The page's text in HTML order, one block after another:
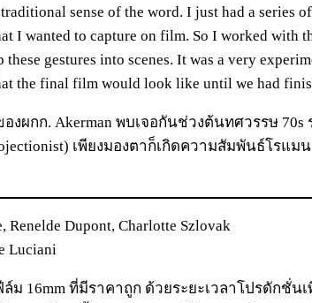
sense of the word. I just had a series
I wanted to capture on film. So I worked with
gestures into scenes. It was a very
the final film would look like until we had
งผกก. Akerman พบเจอกันช่วงต้นทศวรรษ 70s
เพียงมองตาก็เกิดความสัมพันธ์โรแม
Dupont, Charlotte Szlovak
Luciani
ม 16mm ที่มีราคาถูก ด้วยระยะเวลาโปรดักชั่น